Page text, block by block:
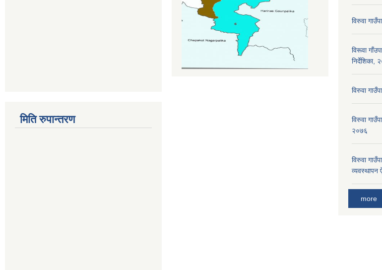
मिति रुपान्तरण
विरुवा
विरूवा
निर्देशिका,
विरुवा
विरुवा
२०७६
विरुवा
व्यवस्थापन
more